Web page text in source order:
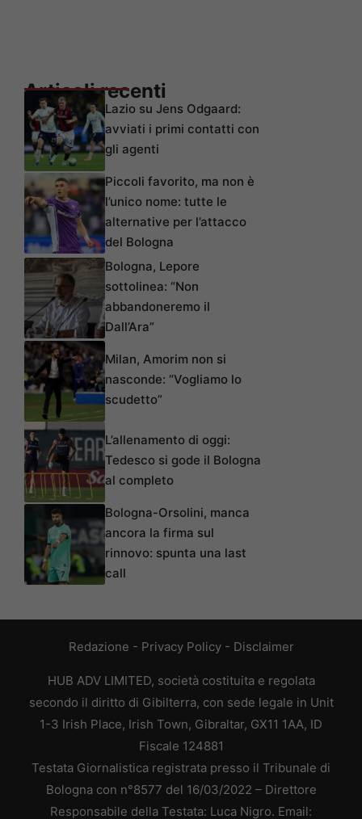
Articoli recenti
Lazio su Jens Odgaard:
avviati i primi contatti con
gli agenti
Piccoli favorito, ma non è
l’unico nome: tutte le
alternative per l’attacco
del Bologna
Bologna, Lepore
sottolinea: “Non
abbandoneremo il
Dall’Ara”
Milan, Amorim non si
nasconde: “Vogliamo lo
scudetto”
L’allenamento di oggi:
Tedesco si gode il Bologna
al completo
Bologna-Orsolini, manca
ancora la firma sul
rinnovo: spunta una last
call
Redazione - Privacy Policy- Disclaimer
HUB ADV LIMITED, società costituita e regolata
secondo il diritto di Gibilterra, con sede legale in Unit
1-3 Irish Place, Irish Town, Gibraltar, GX11 1AA, ID
Fiscale 124881
Testata Giornalistica registrata presso il Tribunale di
Bologna con n°8577 del 16/03/2022 – Direttore
Responsabile della Testata: Luca Nigro. Email: